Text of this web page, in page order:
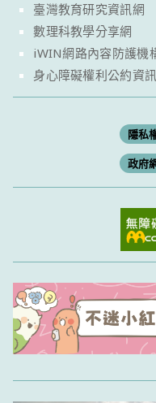
臺灣教育研究資訊網
數理科教學分享網
iWIN網路內容防護機
身心障礙權利公約資
隱私
政府